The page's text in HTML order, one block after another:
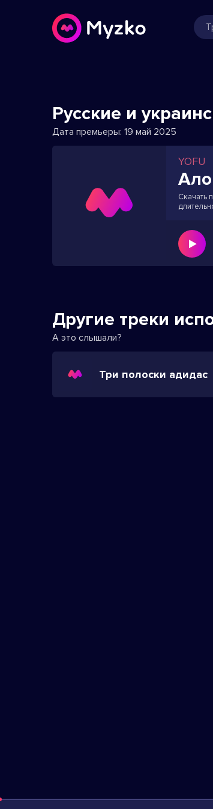
Русские и
Дата премьеры: 19 май 2025
YOFU
Скачать
Другие треки
А это слышали?
Три полоски адидас